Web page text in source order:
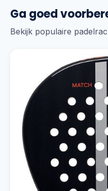
Ga goed
Bekijk populaire